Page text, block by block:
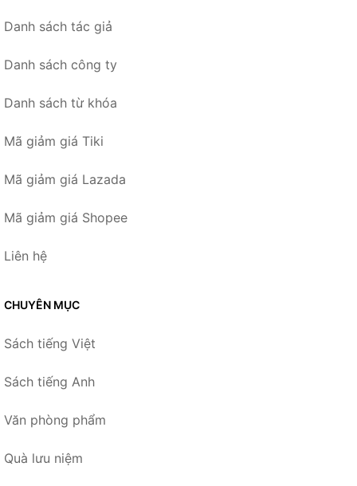
Danh sách tác giả
Danh sách công ty
Danh sách từ khóa
Mã giảm giá Tiki
Mã giảm giá Lazada
Mã giảm giá Shopee
Liên hệ
CHUYÊN MỤC
Sách tiếng Việt
Sách tiếng Anh
Văn phòng phẩm
Quà lưu niệm